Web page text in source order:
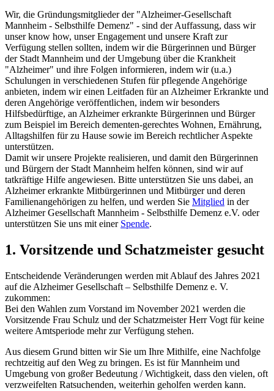
Wir, die Gründungsmitglieder der "Alzheimer-Gesellschaft
Mannheim - Selbsthilfe Demenz" - sind der Auffassung, dass wir
unser know how, unser Engagement und unsere Kraft zur
Verfügung stellen sollten, indem wir die Bürgerinnen und Bürger
der Stadt Mannheim und der Umgebung über die Krankheit
"Alzheimer" und ihre Folgen informieren, indem wir (u.a.)
Schulungen in verschiedenen Stufen für pflegende Angehörige
anbieten, indem wir einen Leitfaden für an Alzheimer Erkrankte und
deren Angehörige veröffentlichen, indem wir besonders
Hilfsbedürftige, an Alzheimer erkrankte Bürgerinnen und Bürger
zum Beispiel im Bereich dementen-gerechtes Wohnen, Ernährung,
Alltagshilfen für zu Hause sowie im Bereich rechtlicher Aspekte
unterstützen.
Damit wir unsere Projekte realisieren, und damit den Bürgerinnen
und Bürgern der Stadt Mannheim helfen können, sind wir auf
tatkräftige Hilfe angewiesen. Bitte unterstützen Sie uns dabei, an
Alzheimer erkrankte Mitbürgerinnen und Mitbürger und deren
Familienangehörigen zu helfen, und werden Sie Mitglied in der
Alzheimer Gesellschaft Mannheim - Selbsthilfe Demenz e.V. oder
unterstützen Sie uns mit einer Spende.
1. Vorsitzende und Schatzmeister gesucht
Entscheidende Veränderungen werden mit Ablauf des Jahres 2021
auf die Alzheimer Gesellschaft – Selbsthilfe Demenz e. V.
zukommen:
Bei den Wahlen zum Vorstand im November 2021 werden die
Vorsitzende Frau Schulz und der Schatzmeister Herr Vogt für keine
weitere Amtsperiode mehr zur Verfügung stehen.
Aus diesem Grund bitten wir Sie um Ihre Mithilfe, eine Nachfolge
rechtzeitig auf den Weg zu bringen. Es ist für Mannheim und
Umgebung von großer Bedeutung / Wichtigkeit, dass den vielen, oft
verzweifelten Ratsuchenden, weiterhin geholfen werden kann.